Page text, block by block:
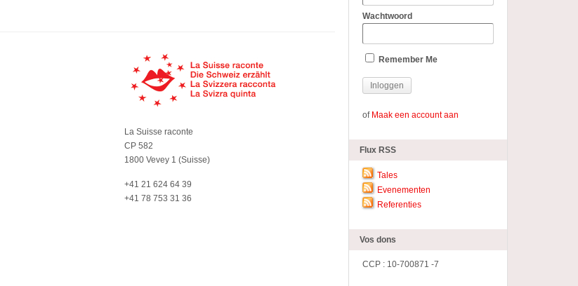
La Suisse raconte
CP 582
1800 Vevey 1 (Suisse)
+41 21 624 64 39
+41 78 753 31 36
Wachtwoord
Remember Me
of Maak een account aan
Flux RSS
Tales
Evenementen
Referenties
Vos dons
CCP : 10-700871 -7